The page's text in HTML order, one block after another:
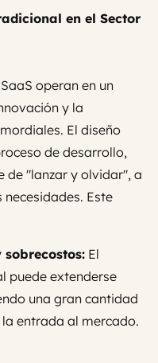
en el Sector
operan en un
y la
El diseño
de desarrollo,
de "lanzar y olvidar", a
Este
El
puede extenderse
una gran cantidad
entrada al mercado.